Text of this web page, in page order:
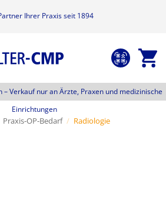
Ihrer Praxis seit 1894
–Verkauf nur an Ärzte, Praxen und medizinische
Einrichtungen
Praxis-OP-Bedarf / Radiologie